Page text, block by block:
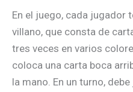
En el juego, cada jugador
villano, que consta de
tres veces en varios
coloca una carta boca
la mano. En un turno,